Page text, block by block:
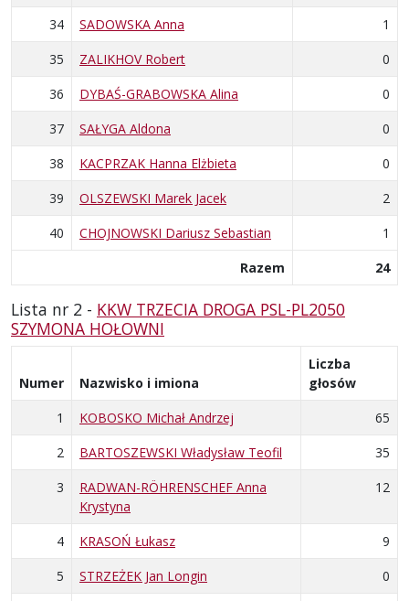
34
SADOWSKA Anna
1
35
ZALIKHOV Robert
0
36
DYBAŚ-GRABOWSKA Alina
0
37
SAŁYGA Aldona
0
38
KACPRZAK Hanna Elżbieta
0
39
OLSZEWSKI Marek Jacek
2
40
CHOJNOWSKI Dariusz Sebastian
1
Razem
24
Lista nr 2 - KKW TRZECIA DROGA PSL-PL2050
SZYMONA HOŁOWNI
Numer Nazwisko i imiona
Liczba
głosów
1
KOBOSKO Michał Andrzej
65
2
BARTOSZEWSKI Władysław Teofil
35
3
RADWAN-RÖHRENSCHEF Anna
Krystyna
12
4 KRASOŃ Łukasz
9
5
STRZEŻEK Jan Longin
0